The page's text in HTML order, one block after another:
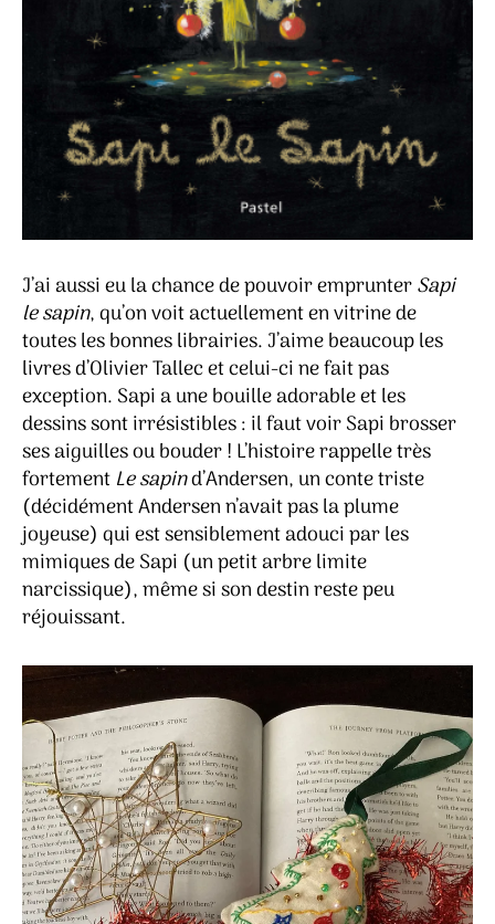
J’ai aussi eu la chance de pouvoir emprunterSapi
le sapin, qu’on voit actuellement en vitrine de
toutes les bonnes librairies. J’aime beaucoup les
livres d’Olivier Tallec et celui-ci ne fait pas
exception. Sapi a une bouille adorable et les
dessins sont irrésistibles : il faut voir Sapi brosser
ses aiguilles ou bouder ! L’histoire rappelle très
fortement Le sapind’Andersen, un conte triste
(décidément Andersen n’avait pas la plume
joyeuse) qui est sensiblement adouci par les
mimiques de Sapi (un petit arbre limite
narcissique), même si son destin reste peu
réjouissant.